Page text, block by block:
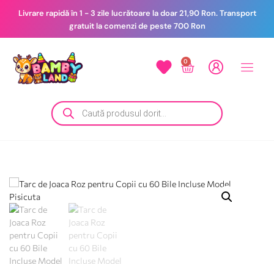
Livrare rapidă în 1 - 3 zile lucrătoare la doar 21,90 Ron. Transport
gratuit la comenzi de peste 700 Ron
0